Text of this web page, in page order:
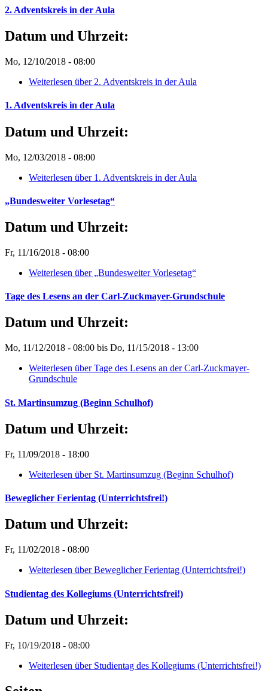
2. Adventskreis in der Aula
Datum und Uhrzeit:
Mo, 12/10/2018 - 08:00
Weiterlesen über 2. Adventskreis in der Aula
1. Adventskreis in der Aula
Datum und Uhrzeit:
Mo, 12/03/2018 - 08:00
Weiterlesen über 1. Adventskreis in der Aula
„Bundesweiter Vorlesetag“
Datum und Uhrzeit:
Fr, 11/16/2018 - 08:00
Weiterlesen über „Bundesweiter Vorlesetag“
Tage des Lesens an der Carl-Zuckmayer-Grundschule
Datum und Uhrzeit:
Mo, 11/12/2018 - 08:00 bis Do, 11/15/2018 - 13:00
Weiterlesen über Tage des Lesens an der Carl-Zuckmayer-
Grundschule
St. Martinsumzug (Beginn Schulhof)
Datum und Uhrzeit:
Fr, 11/09/2018 - 18:00
Weiterlesen über St. Martinsumzug (Beginn Schulhof)
Beweglicher Ferientag (Unterrichtsfrei!)
Datum und Uhrzeit:
Fr, 11/02/2018 - 08:00
Weiterlesen über Beweglicher Ferientag (Unterrichtsfrei!)
Studientag des Kollegiums (Unterrichtsfrei!)
Datum und Uhrzeit:
Fr, 10/19/2018 - 08:00
Weiterlesen über Studientag des Kollegiums (Unterrichtsfrei!)